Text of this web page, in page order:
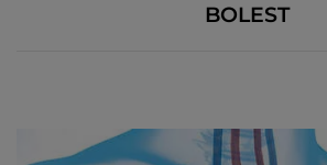
BOLEST